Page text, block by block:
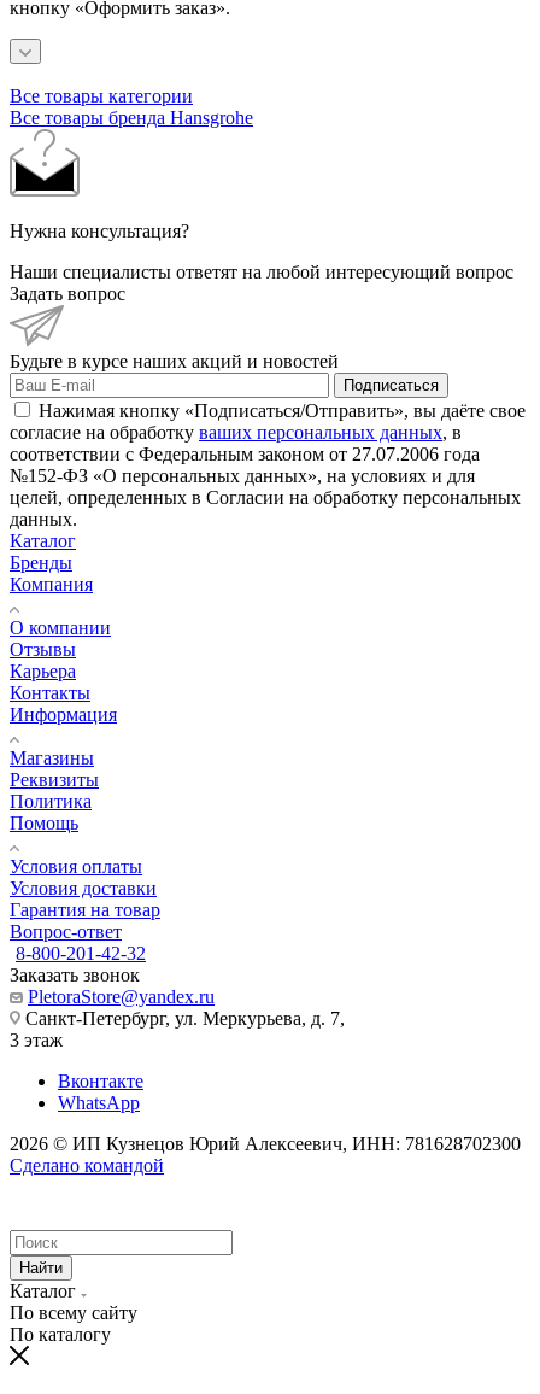
кнопку «Оформить заказ».
Все товары категории
Все товары бренда Hansgrohe
Нужна консультация?
Наши специалисты ответят на любой интересующий вопрос
Задать вопрос
Будьте в курсе наших акций и новостей
Подписаться
Нажимая кнопку «Подписаться/Отправить», вы даёте свое
согласие на обработку ваших персональных данных, в
соответствии с Федеральным законом от 27.07.2006 года
№152-ФЗ «О персональных данных», на условиях и для
целей, определенных в Согласии на обработку персональных
данных.
Каталог
Бренды
Компания
О компании
Отзывы
Карьера
Контакты
Информация
Магазины
Реквизиты
Политика
Помощь
Условия оплаты
Условия доставки
Гарантия на товар
Вопрос-ответ
8-800-201-42-32
Заказать звонок
PletoraStore@yandex.ru
Санкт-Петербург, ул. Меркурьева, д. 7,
3 этаж
Вконтакте
WhatsApp
2026 © ИП Кузнецов Юрий Алексеевич, ИНН: 781628702300
Сделано командой
Найти
Каталог
По всему сайту
По каталогу